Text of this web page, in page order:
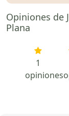
Opiniones de
Plana
1
opiniones